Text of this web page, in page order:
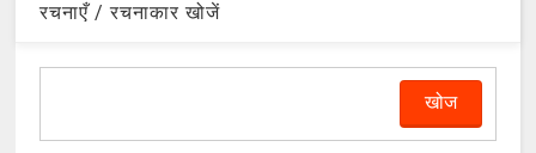
रचनाएँ / रचनाकार खोजें